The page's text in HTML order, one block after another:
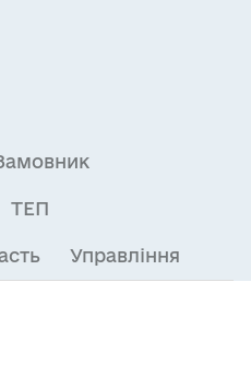
ТЕП
Управління